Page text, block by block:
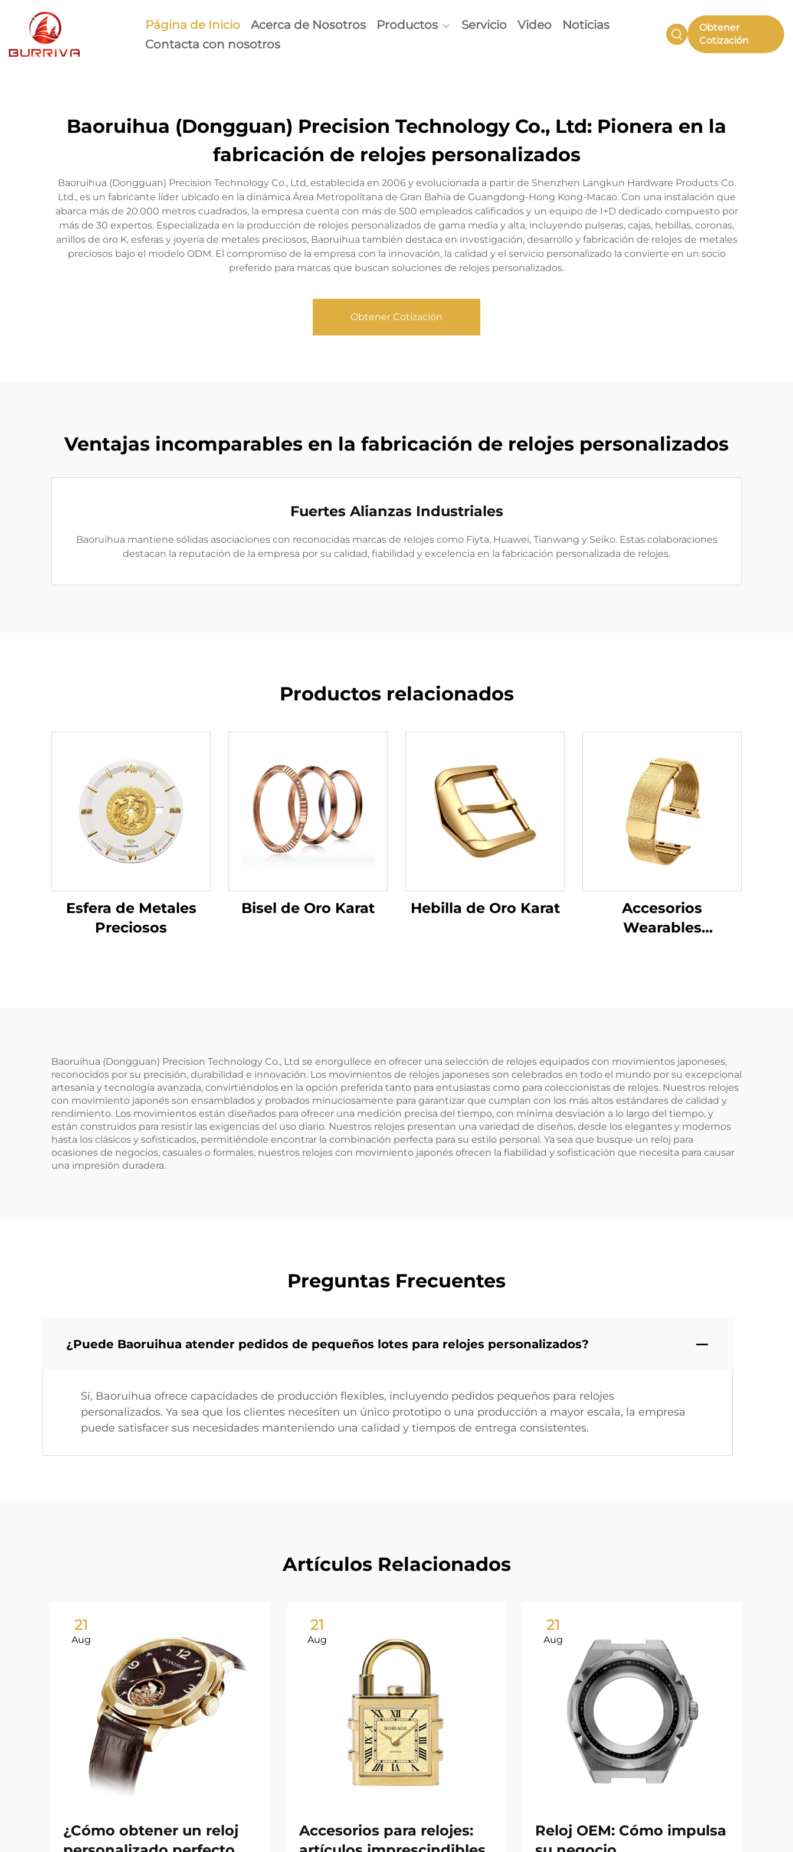
Página de Inicio Acerca de Nosotros Productos Servicio Video
Noticias
Contacta con nosotros
Obtener
Cotización
Baoruihua (Dongguan) Precision Technology Co., Ltd: Pionera en la
fabricación de relojes personalizados
Baoruihua (Dongguan) Precision Technology Co., Ltd, establecida en 2006 y evolucionada a partir de Shenzhen Langkun Hardware Products Co.
Ltd., es un fabricante líder ubicado en la dinámica Área Metropolitana de Gran Bahía de Guangdong-Hong Kong-Macao. Con una instalación que
abarca más de 20.000 metros cuadrados, la empresa cuenta con más de 500 empleados calificados y un equipo de I+D dedicado compuesto por
más de 30 expertos. Especializada en la producción de relojes personalizados de gama media y alta, incluyendo pulseras, cajas, hebillas, coronas,
anillos de oro K, esferas y joyería de metales preciosos, Baoruihua también destaca en investigación, desarrollo y fabricación de relojes de metales
preciosos bajo el modelo ODM. El compromiso de la empresa con la innovación, la calidad y el servicio personalizado la convierte en un socio
preferido para marcas que buscan soluciones de relojes personalizados.
Obtener Cotización
Ventajas incomparables en la fabricación de relojes personalizados
Fuertes Alianzas Industriales
Baoruihua mantiene sólidas asociaciones con reconocidas marcas de relojes como Fiyta, Huawei, Tianwang y Seiko. Estas colaboraciones
destacan la reputación de la empresa por su calidad, fiabilidad y excelencia en la fabricación personalizada de relojes.
Productos relacionados
Esfera de Metales
Preciosos
Bisel de Oro Karat Hebilla de Oro Karat
Accesorios
Wearables
Baoruihua (Dongguan) Precision Technology Co., Ltd se enorgullece en ofrecer una selección de relojes equipados con movimientos japoneses,
reconocidos por su precisión, durabilidad e innovación. Los movimientos de relojes japoneses son celebrados en todo el mundo por su excepcional
artesanía y tecnología avanzada, convirtiéndolos en la opción preferida tanto para entusiastas como para coleccionistas de relojes. Nuestros relojes
con movimiento japonés son ensamblados y probados minuciosamente para garantizar que cumplan con los más altos estándares de calidad y
rendimiento. Los movimientos están diseñados para ofrecer una medición precisa del tiempo, con mínima desviación a lo largo del tiempo, y
están construidos para resistir las exigencias del uso diario. Nuestros relojes presentan una variedad de diseños, desde los elegantes y modernos
hasta los clásicos y sofisticados, permitiéndole encontrar la combinación perfecta para su estilo personal. Ya sea que busque un reloj para
ocasiones de negocios, casuales o formales, nuestros relojes con movimiento japonés ofrecen la fiabilidad y sofisticación que necesita para causar
una impresión duradera.
Preguntas Frecuentes
¿Puede Baoruihua atender pedidos de pequeños lotes para relojes personalizados?
Sí, Baoruihua ofrece capacidades de producción flexibles, incluyendo pedidos pequeños para relojes
personalizados. Ya sea que los clientes necesiten un único prototipo o una producción a mayor escala, la empresa
puede satisfacer sus necesidades manteniendo una calidad y tiempos de entrega consistentes.
Artículos Relacionados
21
Aug
¿Cómo obtener un reloj
21
Aug
Accesorios para relojes:
21
Aug
Reloj OEM: Cómo impulsa